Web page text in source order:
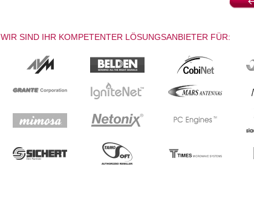
WIR SIND IHR KOMPETENTER LÖSUNGSANBIETER FÜR: